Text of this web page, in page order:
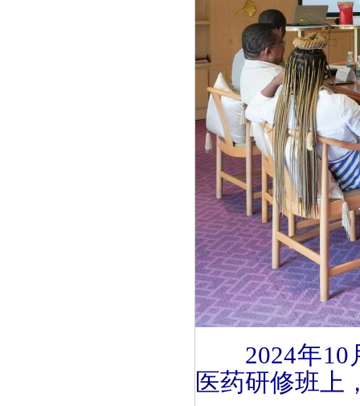
2024年
医药研修班上